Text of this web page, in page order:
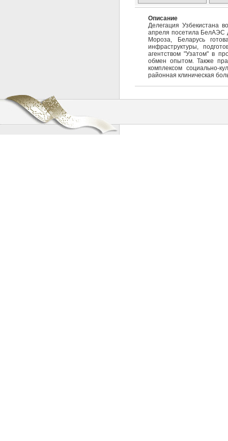
Описание
Делегация Узбекистана
апреля посетила БелАЭС
Мороза, Беларусь
инфраструктуры,
агентством "Узатом" в
обмен опытом. Также
комплексом социально-
районная клиническая